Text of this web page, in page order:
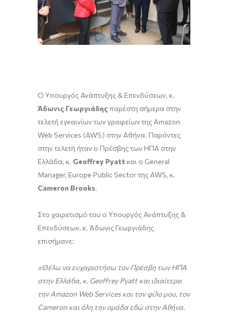
Ο Υπουργός Ανάπτυξης & Επενδύσεων, κ.
Άδωνις Γεωργιάδης παρέστη σήμερα στην
τελετή εγκαινίων των γραφείων της Amazon
Web Services (AWS) στην Αθήνα. Παρόντες
στην τελετή ήταν ο Πρέσβης των ΗΠΑ στην
Ελλάδα, κ. Geoffrey Pyatt και ο General
Manager, Europe Public Sector της AWS, κ.
Cameron Brooks.
Στο χαιρετισμό του ο Υπουργός Ανάπτυξης &
Επενδύσεων, κ. Άδωνις Γεωργιάδης
επισήμανε:
«Θέλω να ευχαριστήσω τον Πρέσβη των ΗΠΑ
στην Ελλάδα, κ. Geoffrey Pyatt και ιδιαίτερα
την Amazon Web Services και τον φίλο μου, τον
Cameronκαι όλη την ομάδα εδώ στην Αθήνα.